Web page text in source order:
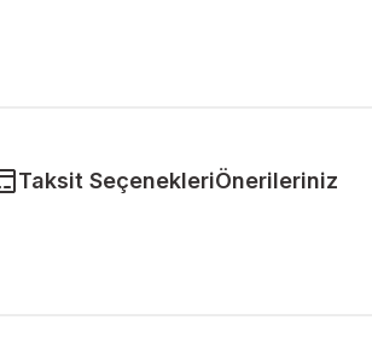
Taksit SeçenekleriÖnerileriniz